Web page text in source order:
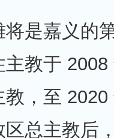
是嘉义的
教于
，至
总主教后